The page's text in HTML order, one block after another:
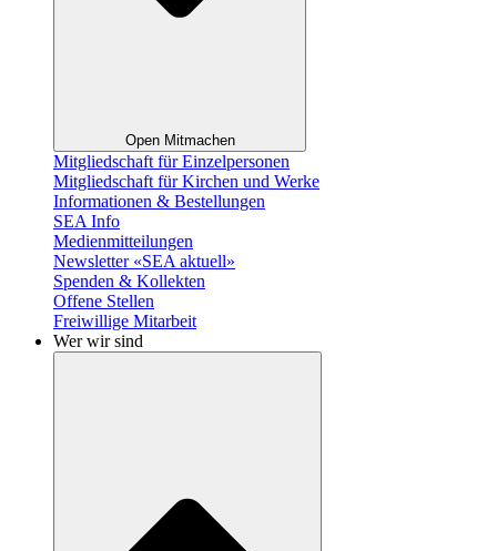
Open Mitmachen
Mitgliedschaft für Einzelpersonen
Mitgliedschaft für Kirchen und Werke
Informationen & Bestellungen
SEA Info
Medienmitteilungen
Newsletter «SEA aktuell»
Spenden & Kollekten
Offene Stellen
Freiwillige Mitarbeit
Wer wir sind